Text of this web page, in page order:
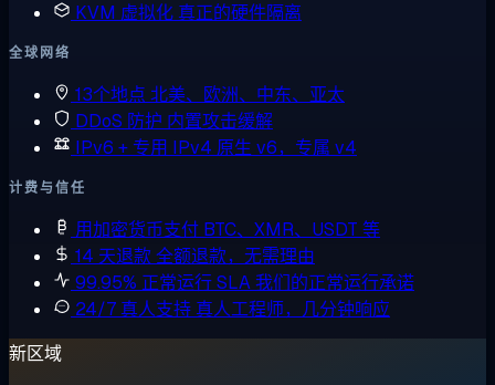
KVM 虚拟化 真正的硬件隔离
全球网络
13个地点 北美、欧洲、中东、亚太
DDoS 防护 内置攻击缓解
IPv6 + 专用 IPv4 原生 v6，专属 v4
计费与信任
用加密货币支付 BTC、XMR、USDT 等
14 天退款全额退款，无需理由
99.95% 正常运行 SLA我们的正常运行承诺
24/7 真人支持 真人工程师，几分钟响应
新区域